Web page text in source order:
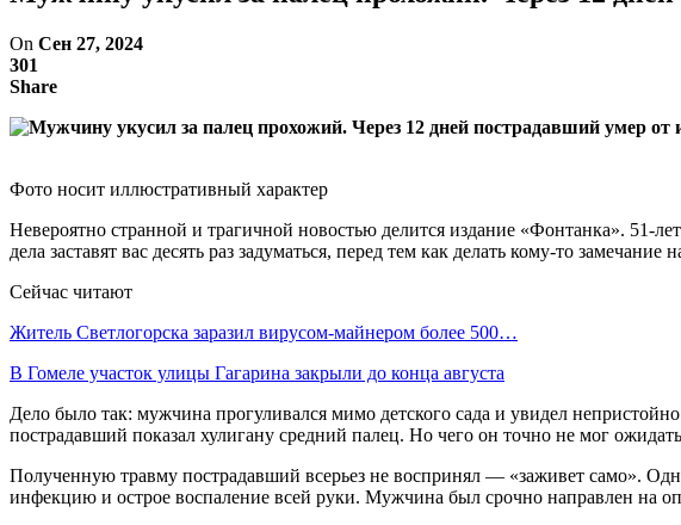
On Сен 27, 2024
301
Share
Фото носит иллюстративный характер
Невероятно странной и трагичной новостью делится издание «Фонтанка». 51-
дела заставят вас десять раз задуматься, перед тем как делать кому-то замечание
Сейчас читают
Житель Светлогорска заразил вирусом-майнером более 500…
В Гомеле участок улицы Гагарина закрыли до конца августа
Дело было так: мужчина прогуливался мимо детского сада и увидел
пострадавший показал хулигану средний палец. Но чего он точно не мог
Полученную травму пострадавший всерьез не воспринял — «заживет само».
инфекцию и острое воспаление всей руки. Мужчина был срочно направлен на